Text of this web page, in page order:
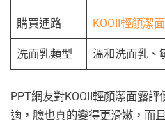
購買通路 KOOII輕顏潔
洗面乳類型 溫和洗面乳、
PPT網友對KOOII輕顏潔面露
適，臉也真的變得更滑嫩，而